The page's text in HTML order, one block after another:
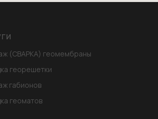
(СВАРКА) геомембраны
георешетки
габионов
геоматов